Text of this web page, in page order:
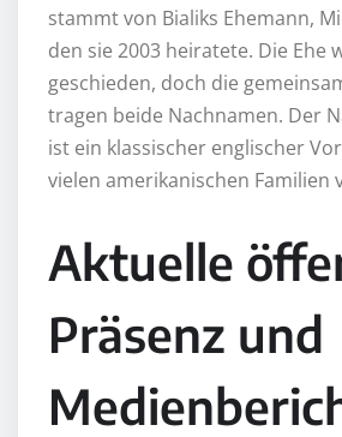
stammt von Bialiks Ehemann,
den sie 2003 heiratete. Die Ehe
geschieden, doch die
tragen beide Nachnamen. Der
ist ein klassischer englischer
vielen amerikanischen Familien
Aktuelle
Präsenz und